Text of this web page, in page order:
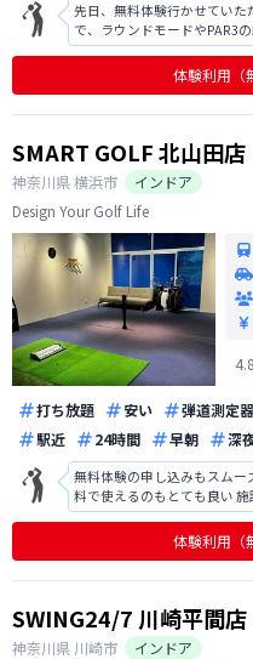
先日、無料体験行かせていただき、入会
で、ラウンドモードやPAR3の練習
と、あとはオートティーなの
体験利用（
SMART GOLF 北山田店
神奈川県横浜市
インドア
Design Your Golf Life
打ち放題 安い 弾道測定器
駅近
24時間 早朝 深
無料体験の申し込みもスムーズに出来ました。
料で使えるのもとても良い 施設も出来たばかりなのと、手入れがしっかり
されていてとても綺麗だった
体験利用（
SWING24/7 川崎平間店
神奈川県 川崎市
インドア